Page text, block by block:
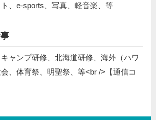
、e-sports、写真、軽音楽、等
キャンプ研修、北海道研修、海外（ハワ
、体育祭、明聖祭、等<br />【通信コ